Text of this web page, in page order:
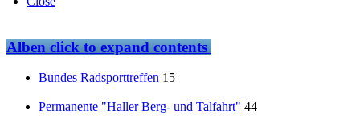
Albenclick to expand contents
Bundes Radsporttreffen 15
Permanente "Haller Berg- und Talfahrt" 44